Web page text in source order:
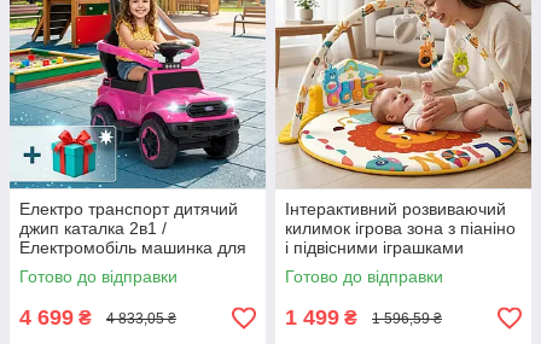
Електро транспорт дитячий
джип каталка 2в1 /
Електромобіль машинка для
дівчинки MP3 бортики ручка +
дешева доставка
Готово до відправки
4 699 ₴ 4 833,05 ₴
Інтерактивний розвиваючий
килимок ігрова зона з піаніно
і підвісними іграшками
брязкальцями для немовляти
Світло звук круглий мат
Готово до відправки
1 499 ₴ 1 596,59 ₴